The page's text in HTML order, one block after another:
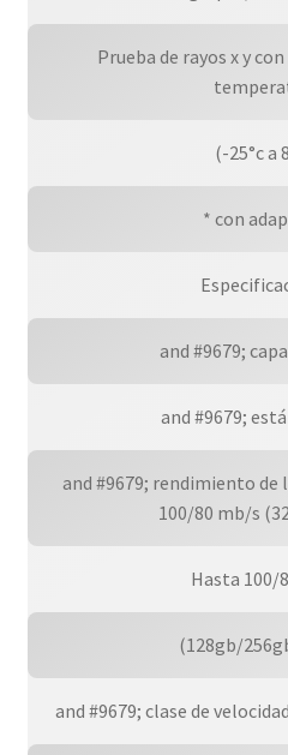
Prueba de rayos x y
(-25°c a
* con
and #9679;
and #9679;
and #9679; rendimiento
100/80 mb/s
Hasta 100/
(128gb/
and #9679; clase de